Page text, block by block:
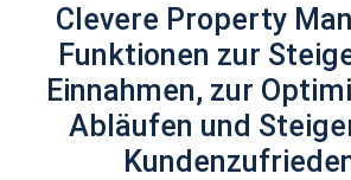
Clevere Property
Funktionen zur
Einnahmen, zur
Abläufen und